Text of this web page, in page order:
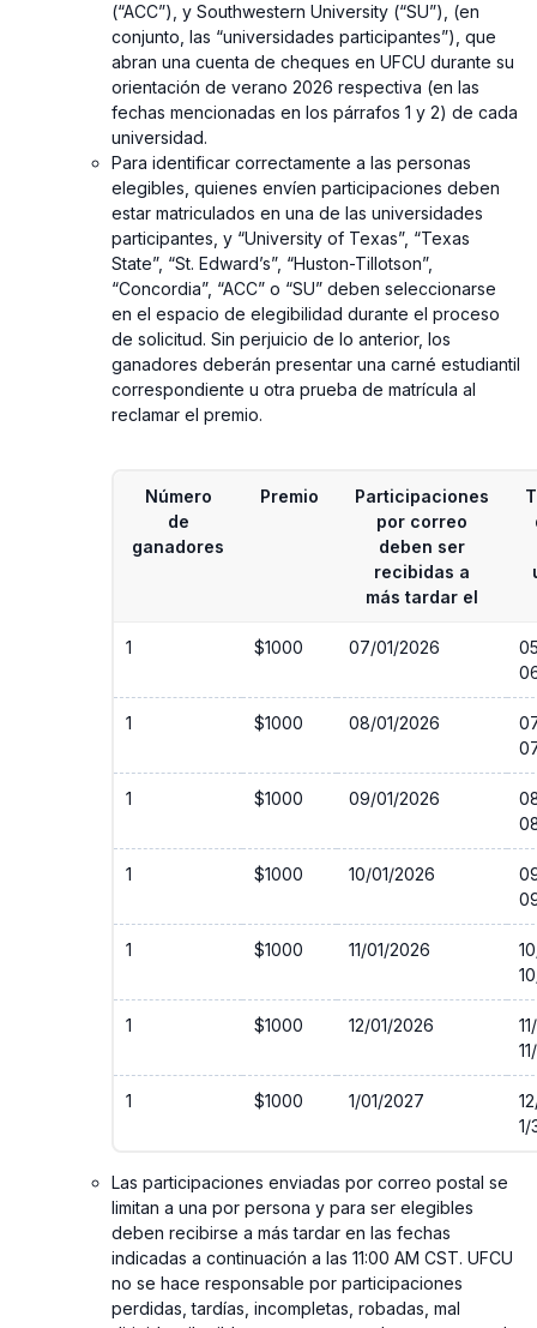
(“ACC”), y Southwestern University (“SU”), (en
conjunto, las “universidades participantes”), que
abran una cuenta de cheques en UFCU durante su
orientación de verano 2026 respectiva (en las
fechas mencionadas en los párrafos 1 y 2) de cada
universidad.
Para identificar correctamente a las personas
elegibles, quienes envíen participaciones deben
estar matriculados en una de las universidades
participantes, y “University of Texas”, “Texas
State”, “St. Edward’s”, “Huston-Tillotson”,
“Concordia”, “ACC” o “SU” deben seleccionarse
en el espacio de elegibilidad durante el proceso
de solicitud. Sin perjuicio de lo anterior, los
ganadores deberán presentar una carné estudiantil
correspondiente u otra prueba de matrícula al
reclamar el premio.
Número
de
ganadores
Premio
Participaciones
por correo
deben ser
recibidas a
más tardar el
1 $1000 07/01/2026
1 $1000 08/01/2026
1 $1000 09/01/2026
1 $1000 10/01/2026
1 $1000 11/01/2026
1 $1000 12/01/2026
1 $1000 1/01/2027
Las participaciones enviadas por correo postal se
limitan a una por persona y para ser elegibles
deben recibirse a más tardar en las fechas
indicadas a continuación a las 11:00 AM CST. UFCU
no se hace responsable por participaciones
perdidas, tardías, incompletas, robadas, mal